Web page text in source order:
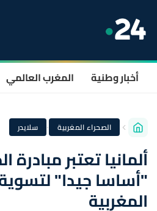
أخبار وطنية المغرب العالمي
الصحراء المغربية · سلايدر
ألمانيا تعتبر مبادرة
"أساسا جيدا"
المغربية